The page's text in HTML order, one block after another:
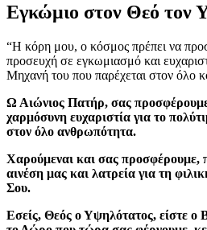
Εγκώμιο στον Θεό τον
“Η κόρη μου, ο κόσμος πρέπει να
προσευχή σε εγκωμιασμό και
Μηχανή του που παρέχεται στον όλο
Ω Αιώνιος Πατήρ, σας προσφέρουμε
χαρμόσυνη ευχαριστία για το
στον όλο ανθρωπότητα.
Χαρούμεναι και σας προσφέρουμε,
αινέση μας και λατρεία για τη
Σου.
Εσείς, Θεός ο Υψηλότατος, είστε ο